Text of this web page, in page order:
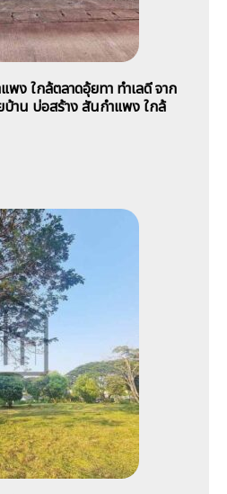
ง ใกล้ตลาดอุ้ยทา ทำเลดี จาก
บ้าน บ่อสร้าง สันกำแพง ใกล้